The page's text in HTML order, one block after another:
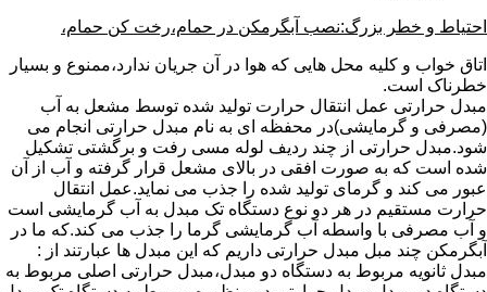
احتیاط و خطر بزرگ:نصب آبگرمکن در حمام،رخت کن حمام،
اتاق خواب و کلیه محل هایی که هوا در آن جریان ندارد،ممنوع و بسیار
خطرناک است.
مبدل حرارتی عمل انتقال حرارت تولید شده توسط مشعل به آب
(مصرفی و گرمایشی)در محفظه ای به نام مبدل حرارتی انجام می
شود.مبدل حرارتی از چند ردیف لوله مسی رفت و برگشتی تشکیل
شده است که به صورت افقی در بالای مشعل قرار گرفته و آب از آن
عبور می کند و گرمای تولید شده را جذب می نماید.عمل انتقال
حرارت مستقیم در هر دو نوع دستگاه تک مبدل به آب گرمایشی است
و آب مصرفی با واسطه آب گرمایشی گرما را جذب می کند.که ما در
آبگرمکن چند مبل مبدل حرارتی داریم که این مبدل ها عبارتند از :
مبدل ثانویه مربوط به دستگاه دو مبدل،مبدل حرارتی اصلی مربوط به